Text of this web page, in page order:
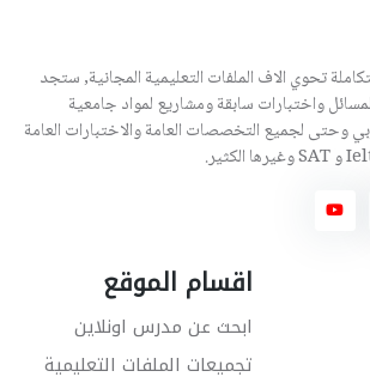
تحوي الاف الملفات التعليمية المجانية, ستجد
واختبارات سابقة ومشاريع لمواد جامعية
وحتى لجميع التخصصات العامة والاختبارات العامة
اقسام الموقع
ابحث عن مدرس اونلاين
تجميعات الملفات التعليمية